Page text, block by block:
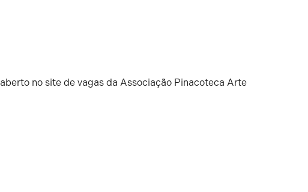
no site de vagas da Associação Pinacoteca Arte